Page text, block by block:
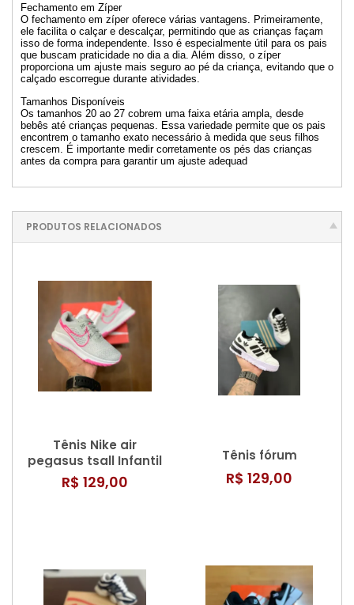
Fechamento em Zíper
O fechamento em zíper oferece várias vantagens. Primeiramente,
ele facilita o calçar e descalçar, permitindo que as crianças façam
isso de forma independente. Isso é especialmente útil para os pais
que buscam praticidade no dia a dia. Além disso, o zíper
proporciona um ajuste mais seguro ao pé da criança, evitando que o
calçado escorregue durante atividades.
Tamanhos Disponíveis
Os tamanhos 20 ao 27 cobrem uma faixa etária ampla, desde
bebês até crianças pequenas. Essa variedade permite que os pais
encontrem o tamanho exato necessário à medida que seus filhos
crescem. É importante medir corretamente os pés das crianças
antes da compra para garantir um ajuste adequad
PRODUTOS RELACIONADOS
Tênis Nike air
pegasus tsall Infantil
R$ 129,00
Tênis fórum
R$ 129,00